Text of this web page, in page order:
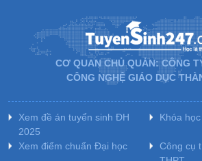
CƠ QUAN CHỦ QUẢN: CÔNG
CÔNG NGHỆ GIÁO DỤC
Xem đề án tuyển sinh ĐH
2025
Khóa
Xem điểm chuẩn Đại học
Công cụ